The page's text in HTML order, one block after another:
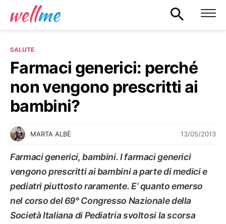
SALUTE
Farmaci generici: perché
non vengono prescritti ai
bambini?
MARTA ALBÈ 13/05/2013
Farmaci generici, bambini. I farmaci generici
vengono prescritti ai bambini a parte di medici e
pediatri piuttosto raramente. E’ quanto emerso
nel corso del 69° Congresso Nazionale della
Società Italiana di Pediatria svoltosi la scorsa